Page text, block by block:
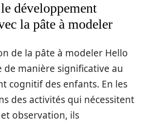
développement
la pâte à modeler
de la pâte à modeler Hello
manière significative au
cognitif des enfants. En les
des activités qui nécessitent
observation, ils